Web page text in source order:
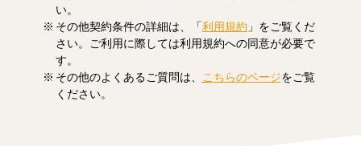
い。
その他契約条件の詳細は、「利用規約 」をご覧くだ
さい。ご利用に際しては利用規約への同意が必要で
す。
その他のよくあるご質問は、
こちらのページをご覧
ください。